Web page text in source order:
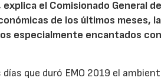
explica el Comisionado General
de los últimos meses,
especialmente encantados
que duró EMO 2019 el